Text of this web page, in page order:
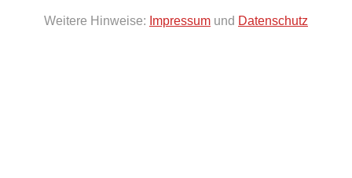
Weitere Hinweise: Impressum und Datenschutz